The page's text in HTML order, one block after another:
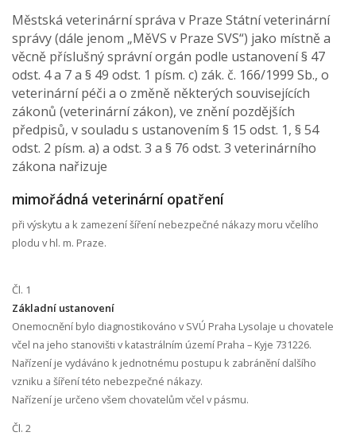
Městská veterinární správa v Praze Státní veterinární
správy (dále jenom „MěVS v Praze SVS“) jako místně a
věcně příslušný správní orgán podle ustanovení § 47
odst. 4 a 7 a § 49 odst. 1 písm. c) zák. č. 166/1999 Sb., o
veterinární péči a o změně některých souvisejících
zákonů (veterinární zákon), ve znění pozdějších
předpisů, v souladu s ustanovením § 15 odst. 1, § 54
odst. 2 písm. a) a odst. 3 a § 76 odst. 3 veterinárního
zákona nařizuje
mimořádná veterinární opatření
při výskytu a k zamezení šíření nebezpečné nákazy moru včelího
plodu v hl. m. Praze.
Čl. 1
Základní ustanovení
Onemocnění bylo diagnostikováno v SVÚ Praha Lysolaje u chovatele
včel na jeho stanovišti v katastrálním území Praha – Kyje 731226.
Nařízení je vydáváno k jednotnému postupu k zabránění dalšího
vzniku a šíření této nebezpečné nákazy.
Nařízení je určeno všem chovatelům včel v pásmu.
Čl. 2